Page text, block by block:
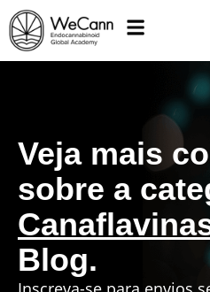
Veja mais
sobre a
Blog.